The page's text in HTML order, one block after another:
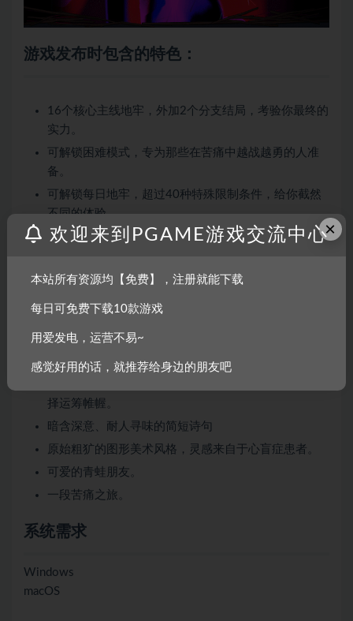
游戏发布时包含的特色：
16个核心主线地牢，外加2个分支结局，考验你最终的
实力。
可解锁困难模式，专为那些在苦痛中越战越勇的人准
备。
可解锁每日地牢，超过40种特殊限制条件，给你截然
不同的体验
勇闯超过25种特殊地牢，掠夺战利品并邂逅奇异的事
4种环境区域，每个都有其迥异的恐怖风格。
可解锁280多种物品，利用15个物品栏槽位来组合搭
50多种生物需要你去了解和应对。其中既有友好的朋
友，也有凶狠的恶棍……
择运筹帷幄。
暗含深意、耐人寻味的简短诗句
原始粗犷的图形美术风格，灵感来自于心盲症患者。
可爱的青蛙朋友。
一段苦痛之旅。
系统需求
Windows
macOS
×
欢迎来到PGAME游戏交流中心
本站所有资源均【免费】，注册就能下载
每日可免费下载10款游戏
用爱发电，运营不易~
感觉好用的话，就推荐给身边的朋友吧